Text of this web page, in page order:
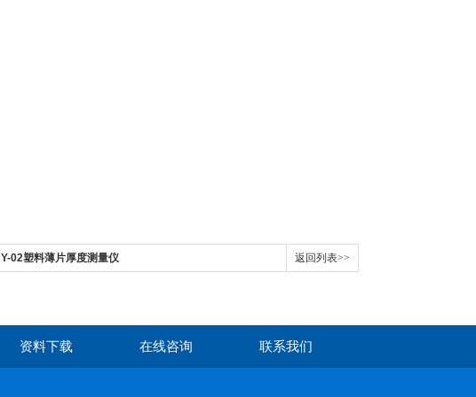
02塑料薄片厚度测量仪 返回列表>>
资料下载 在线咨询 联系我们